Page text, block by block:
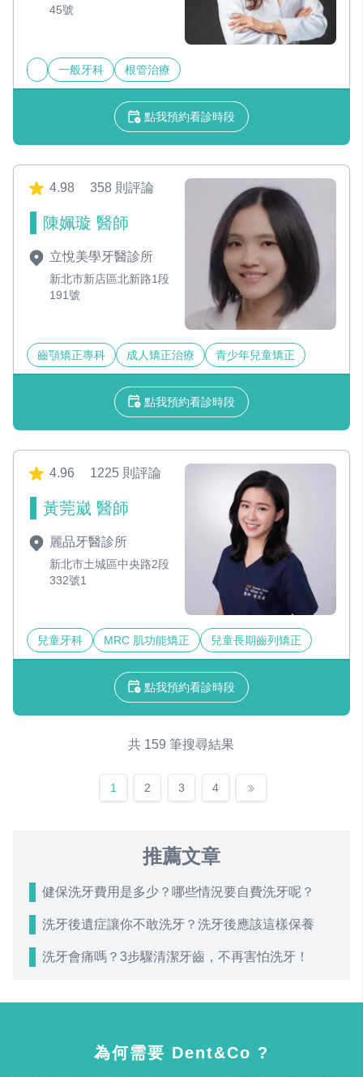
45號
一般牙科 根管治療
點我預約看診時段
4.98 358 則評論
陳姵璇 醫師
立悅美學牙醫診所
新北市新店區北新路1段
191號
齒顎矯正專科 成人矯正治療 青少年兒童矯正
點我預約看診時段
4.96 1225 則評論
黃莞崴 醫師
麗品牙醫診所
新北市土城區中央路2段
332號1
兒童牙科 MRC 肌功能矯正 兒童長期齒列矯正
點我預約看診時段
共 159 筆搜尋結果
1 2 3 4
推薦文章
健保洗牙費用是多少？哪些情況要自費洗牙呢？
洗牙後遺症讓你不敢洗牙？洗牙後應該這樣保養
洗牙會痛嗎？3步驟清潔牙齒，不再害怕洗牙！
為何需要 Dent&Co ?